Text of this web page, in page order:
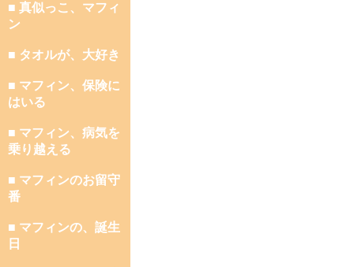
■ 真似っこ、マフィ
ン
■ タオルが、大好き
■ マフィン、保険に
はいる
■ マフィン、病気を
乗り越える
■ マフィンのお留守
番
■ マフィンの、誕生
日